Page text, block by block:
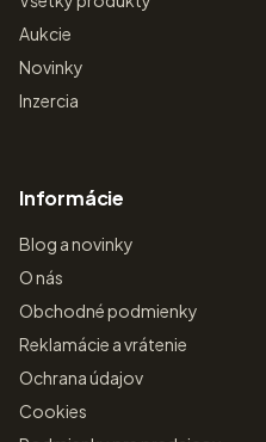
Verejný marketplace v pilotnej
Nákup
Všetky produkty
Aukcie